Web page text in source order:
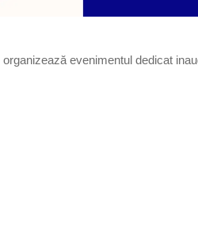
organizează evenimentul dedicat